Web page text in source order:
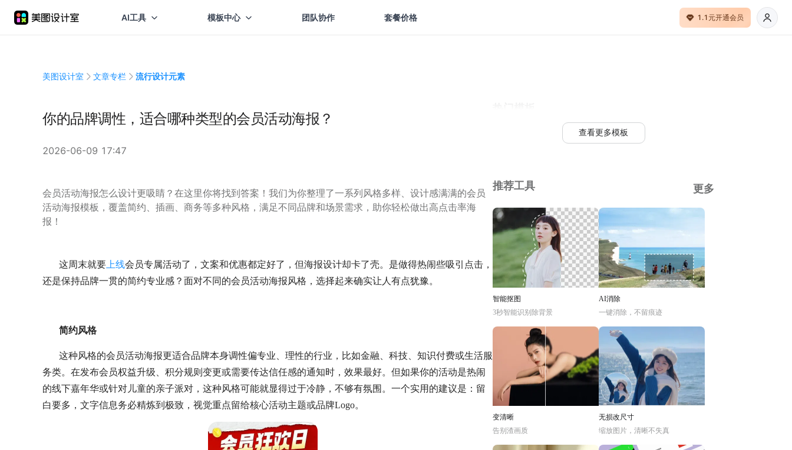
AI工具 模板中心 团队协作 套餐价格 1.1元开通会员
美图设计室 文章专栏 流行设计元素
你的品牌调性，适合哪种类型的会员活动海报？
2026-06-09 17:47
会员活动海报怎么设计更吸睛？在这里你将找到答案！我们为你整理了一系列风格多样、设计感满满的会员
活动海报模板，覆盖简约、插画、商务等多种风格，满足不同品牌和场景需求，助你轻松做出高点击率海
报！
这周末就要 上线会员专属活动了，文案和优惠都定好了，但海报设计却卡了壳。是做得热闹些吸引点击，
还是保持品牌一贯的简约专业感？面对不同的会员活动海报风格，选择起来确实让人有点犹豫。
简约风格
这种风格的会员活动海报更适合品牌本身调性偏专业、理性的行业，比如金融、科技、知识付费或生活服
务类。在发布会员权益升级、积分规则变更或需要传达信任感的通知时，效果最好。但如果你的活动是热闹
的线下嘉年华或针对儿童的亲子派对，这种风格可能就显得过于冷静，不够有氛围。一个实用的建议是：留
白要多，文字信息务必精炼到极致，视觉重点留给核心活动主题或品牌Logo。
查看更多模板
推荐工具 更多
智能抠图
3秒智能识别除背景
AI消除
一键消除，不留痕迹
变清晰
告别渣画质
无损改尺寸
缩放图片，清晰不失真